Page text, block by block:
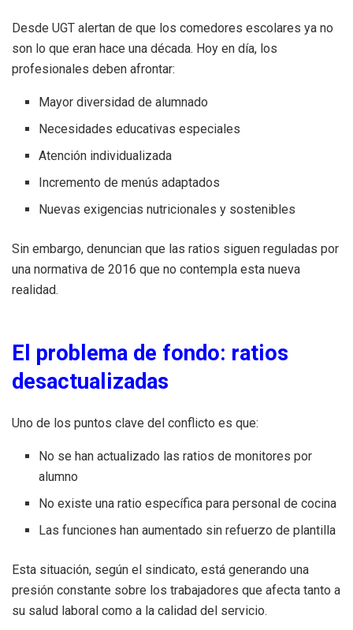
Desde UGT alertan de que los comedores escolares ya no
son lo que eran hace una década. Hoy en día, los
profesionales deben afrontar:
Mayor diversidad de alumnado
Necesidades educativas especiales
Atención individualizada
Incremento de menús adaptados
Nuevas exigencias nutricionales y sostenibles
Sin embargo, denuncian que las ratios siguen reguladas por
una normativa de 2016 que no contempla esta nueva
realidad.
El problema de fondo: ratios
desactualizadas
Uno de los puntos clave del conflicto es que:
No se han actualizado las ratios de monitores por
alumno
No existe una ratio específica para personal de cocina
Las funciones han aumentado sin refuerzo de plantilla
Esta situación, según el sindicato, está generando una
presión constante sobre los trabajadores que afecta tanto a
su salud laboral como a la calidad del servicio.